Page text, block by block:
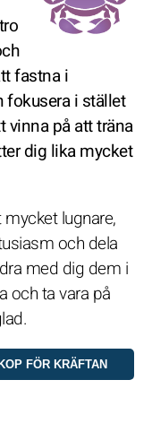
fastna i
fokusera i stället
vinna på att träna
dig lika mycket
lugnare,
och dela
med dig dem i
och ta vara på